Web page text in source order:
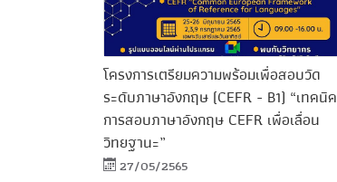
โครงการเตรียมความพร้อมเพื่อสอบวัด
ระดับภาษาอังกฤษ (CEFR - B1) “เทคนิค
การสอบภาษาอังกฤษ CEFR เพื่อเลื่อน
วิทยฐานะ”
27/05/2565